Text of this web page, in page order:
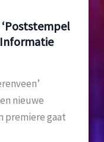
Informatie
nieuwe
premiere gaat